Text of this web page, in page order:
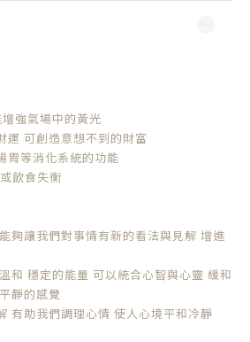
強氣場中的黃光
運 可創造意想不到的財富
胃等消化系統的功能
飲食失衡
夠讓我們對事情有新的看法與見解 增進
和 穩定的能量 可以統合心智與心靈 緩和
靜的感覺
有助我們調理心情 使人心境平和冷靜